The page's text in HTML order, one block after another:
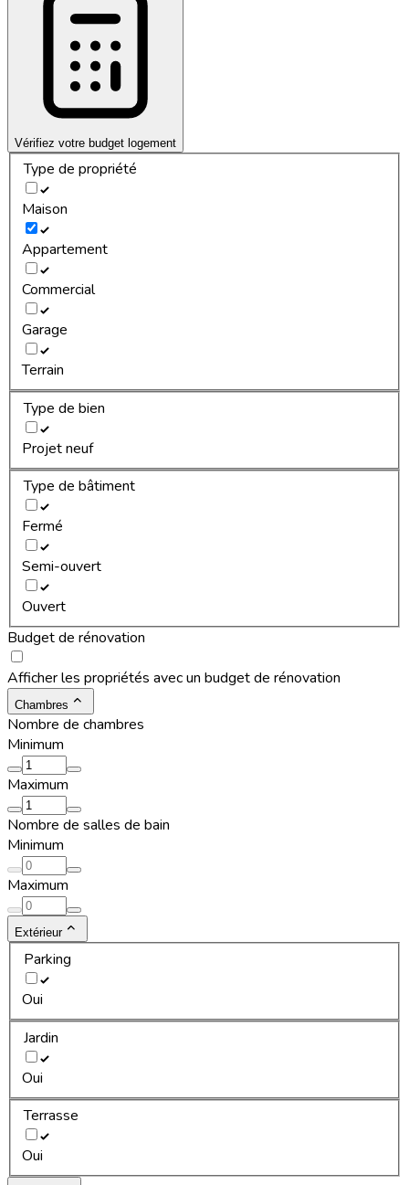
Vérifiez votre budget logement
Type de propriété
Maison
Appartement
Commercial
Garage
Terrain
Type de bien
Projet neuf
Type de bâtiment
Fermé
Semi-ouvert
Ouvert
Budget de rénovation
Afficher les propriétés avec un budget de rénovation
Chambres
Nombre de chambres
Minimum
Maximum
Nombre de salles de bain
Minimum
Maximum
Extérieur
Parking
Oui
Jardin
Oui
Terrasse
Oui